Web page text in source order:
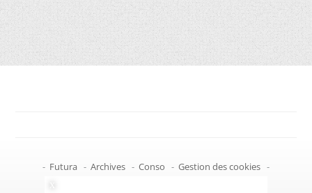
- Futura - Archives - Conso - Gestion des cookies -